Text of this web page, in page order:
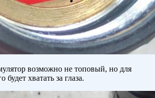
возможно не топовый, но для
хватать за глаза.